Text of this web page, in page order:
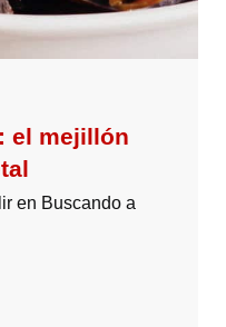
el mejillón
en Buscando a